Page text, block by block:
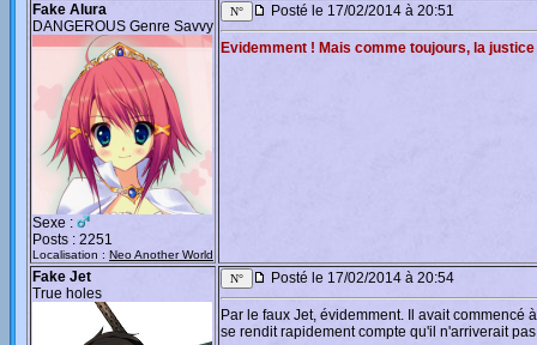
Fake Alura
DANGEROUS Genre Savvy
Sexe :
Posts : 2251
Localisation : Neo Another World
Posté le 17/02/2014 à 20:51
Evidemment ! Mais comme toujours, la
Fake Jet
True holes
Posté le 17/02/2014 à 20:54
Par le faux Jet, évidemment. Il avait
se rendit rapidement compte qu'il n'arriverait